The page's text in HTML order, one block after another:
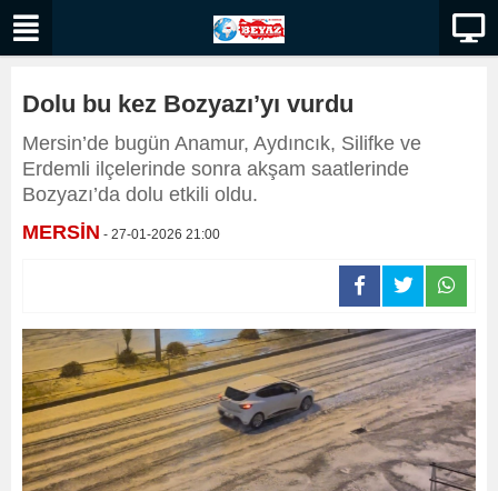
Dolu bu kez Bozyazı’yı vurdu
Mersin’de bugün Anamur, Aydıncık, Silifke ve
Erdemli ilçelerinde sonra akşam saatlerinde
Bozyazı’da dolu etkili oldu.
MERSİN - 27-01-2026 21:00